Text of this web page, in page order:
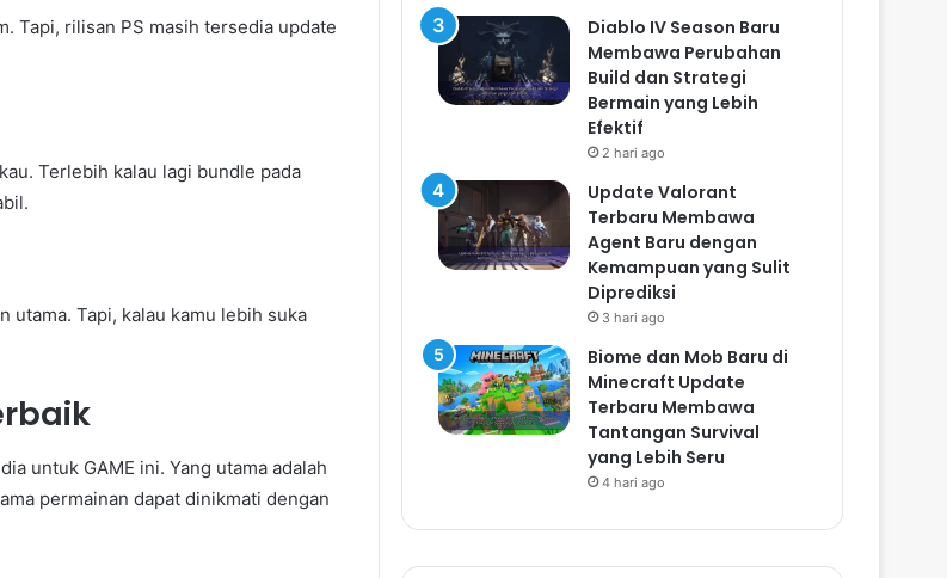
Tapi, rilisan PS masih tersedia update
Terlebih kalau lagi bundle pada
utama. Tapi, kalau kamu lebih suka
untuk GAME ini. Yang utama adalah
permainan dapat dinikmati dengan
Diablo IV Season Baru
Membawa Perubahan
Build dan Strategi
Bermain yang Lebih
Efektif
2 hari ago
Update Valorant
Terbaru Membawa
Agent Baru dengan
Kemampuan yang Sulit
Diprediksi
3 hari ago
Biome dan Mob Baru di
Minecraft Update
Terbaru Membawa
Tantangan Survival
yang Lebih Seru
4 hari ago